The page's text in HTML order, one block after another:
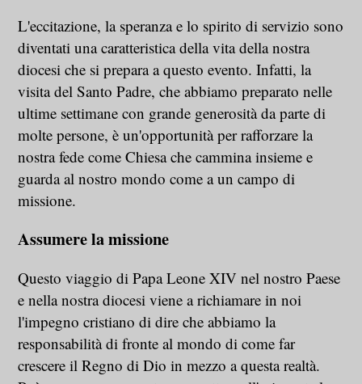
L'eccitazione, la speranza e lo spirito di servizio sono
diventati una caratteristica della vita della nostra
diocesi che si prepara a questo evento. Infatti, la
visita del Santo Padre, che abbiamo preparato nelle
ultime settimane con grande generosità da parte di
molte persone, è un'opportunità per rafforzare la
nostra fede come Chiesa che cammina insieme e
guarda al nostro mondo come a un campo di
missione.
Assumere la missione
Questo viaggio di Papa Leone XIV nel nostro Paese
e nella nostra diocesi viene a richiamare in noi
l'impegno cristiano di dire che abbiamo la
responsabilità di fronte al mondo di come far
crescere il Regno di Dio in mezzo a questa realtà.